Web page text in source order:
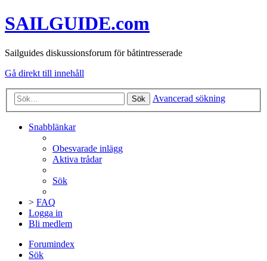
SAILGUIDE.com
Sailguides diskussionsforum för båtintresserade
Gå direkt till innehåll
Sök Avancerad sökning
Snabblänkar
Obesvarade inlägg
Aktiva trådar
Sök
> FAQ
Logga in
Bli medlem
Forumindex
Sök